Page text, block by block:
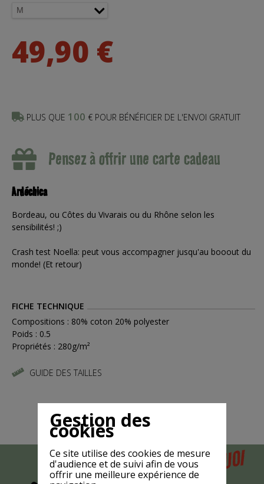
49,90 €
PLUS QUE 100 € POUR BÉNÉFICIER DE L'ENVOI GRATUIT
Pensez à offrir une carte cadeau
Ardéchica
Bordeau, ou Côtes du Vivarais ou du Rhône selon les
sensibilités! ;)
Crash test Noella: peut vous accompagner jusqu'au booout du
monde! (Et retour)
FICHE TECHNIQUE
Compositions : 80% coton 20% polyester
Poids : 0.5
Propriétés : 280g/m²
GUIDE DES TAILLES
MAISPOURQUOI
Gestion des
cookies
Ce site utilise des cookies de mesure
d'audience et de suivi afin de vous
offrir une meilleure expérience de